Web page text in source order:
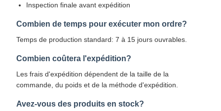
Inspection finale avant expédition
Combien de temps pour exécuter mon ordre?
Temps de production standard: 7 à 15 jours ouvrables.
Combien coûtera l'expédition?
Les frais d'expédition dépendent de la taille de la
commande, du poids et de la méthode d'expédition.
Avez-vous des produits en stock?